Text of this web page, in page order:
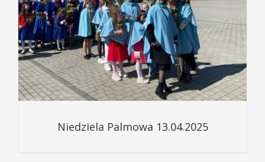
Niedziela Palmowa 13.04.2025